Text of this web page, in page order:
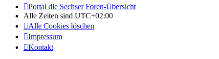
Portal die Sechser Foren-Übersicht
Alle Zeiten sind UTC+02:00
Alle Cookies löschen
Impressum
Kontakt